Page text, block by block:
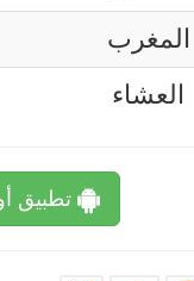
المغرب
العشاء
تطبيق